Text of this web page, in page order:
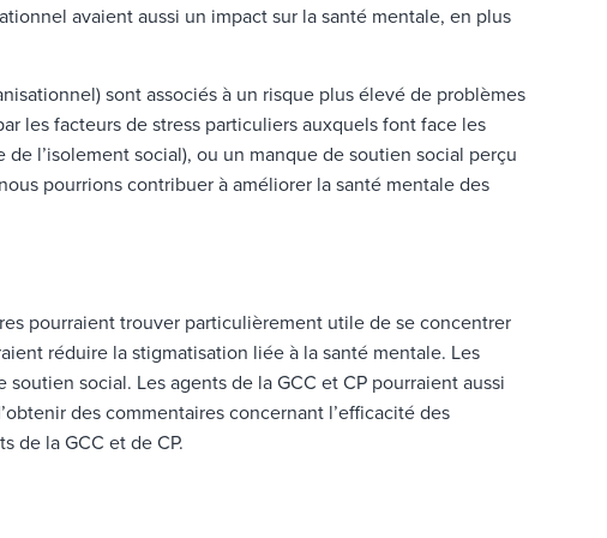
avaient aussi un impact sur la santé mentale, en plus
sont associés à un risque plus élevé de problèmes
les facteurs de stress particuliers auxquels font face les
l’isolement social), ou un manque de soutien social perçu
pourrions contribuer à améliorer la santé mentale des
pourraient trouver particulièrement utile de se concentrer
réduire la stigmatisation liée à la santé mentale. Les
social. Les agents de la GCC et CP pourraient aussi
des commentaires concernant l’efficacité des
de la GCC et de CP.